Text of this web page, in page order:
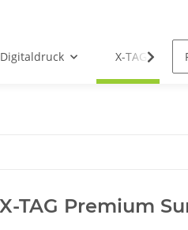
X-TAG
X-TAG Premium